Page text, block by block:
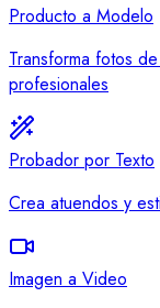
Producto a Modelo
Transforma fotos
profesionales
Probador por Texto
Crea atuendos y
Imagen a Video